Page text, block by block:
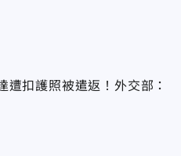
遭扣護照被遣返！外交部：